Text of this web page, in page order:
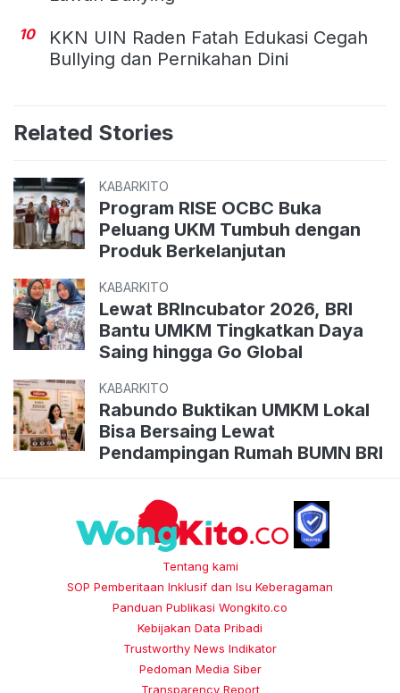
10
KKN UIN Raden Fatah Edukasi Cegah
Bullying dan Pernikahan Dini
Related Stories
KABARKITO
Program RISE OCBC Buka
Peluang UKM Tumbuh dengan
Produk Berkelanjutan
KABARKITO
Lewat BRIncubator 2026, BRI
Bantu UMKM Tingkatkan Daya
Saing hingga Go Global
KABARKITO
Rabundo Buktikan UMKM Lokal
Bisa Bersaing Lewat
Pendampingan Rumah BUMN BRI
Tentang kami
SOP Pemberitaan Inklusif dan Isu Keberagaman
Panduan Publikasi Wongkito.co
Kebijakan Data Pribadi
Trustworthy News Indikator
Pedoman Media Siber
Transparency Report